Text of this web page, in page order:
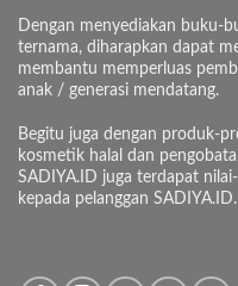
Dengan menyediakan buku-
ternama, diharapkan dapat
membantu memperluas
anak / generasi mendatang.
Begitu juga dengan produk-
kosmetik halal dan
SADIYA.ID juga terdapat
kepada pelanggan SADIYA.ID.